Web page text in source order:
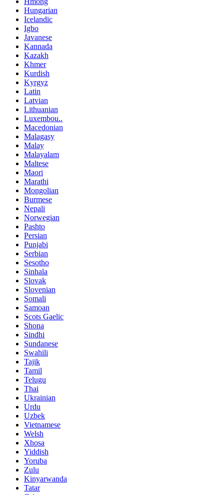
Hungarian
Icelandic
Igbo
Javanese
Kannada
Kazakh
Khmer
Kurdish
Kyrgyz
Latin
Latvian
Lithuanian
Luxembou..
Macedonian
Malagasy
Malay
Malayalam
Maltese
Maori
Marathi
Mongolian
Burmese
Nepali
Norwegian
Pashto
Persian
Punjabi
Serbian
Sesotho
Sinhala
Slovak
Slovenian
Somali
Samoan
Scots Gaelic
Shona
Sindhi
Sundanese
Swahili
Tajik
Tamil
Telugu
Thai
Ukrainian
Urdu
Uzbek
Vietnamese
Welsh
Xhosa
Yiddish
Yoruba
Zulu
Kinyarwanda
Tatar